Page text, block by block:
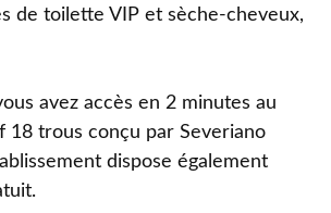
de toilette VIP et sèche-cheveux,
avez accès en 2 minutes au
18 trous conçu par Severiano
dispose également